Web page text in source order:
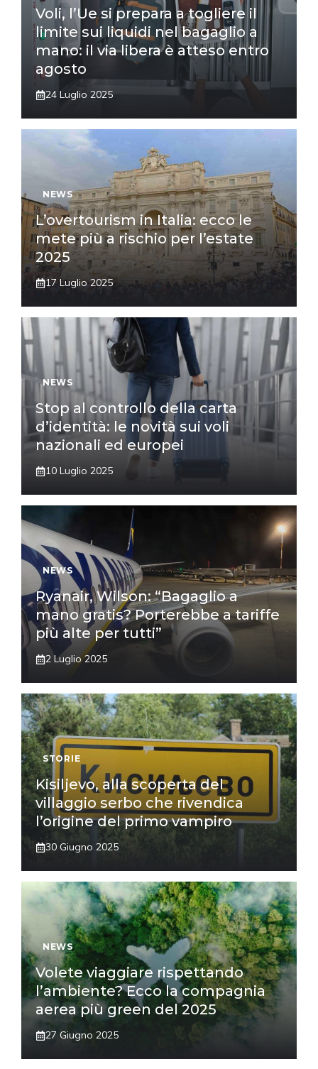
Voli, l’Ue si prepara a togliere il
limite sui liquidi nel bagaglio a
mano: il via libera è atteso entro
agosto
24 Luglio 2025
NEWS
L’overtourism in Italia: ecco le
mete più a rischio per l’estate
2025
17 Luglio 2025
NEWS
Stop al controllo della carta
d’identità: le novità sui voli
nazionali ed europei
10 Luglio 2025
NEWS
Ryanair, Wilson: “Bagaglio a
mano gratis? Porterebbe a tariffe
più alte per tutti”
2 Luglio 2025
STORIE
Kisiljevo, alla scoperta del
villaggio serbo che rivendica
l’origine del primo vampiro
30 Giugno 2025
NEWS
Volete viaggiare rispettando
l’ambiente? Ecco la compagnia
aerea più green del 2025
27 Giugno 2025